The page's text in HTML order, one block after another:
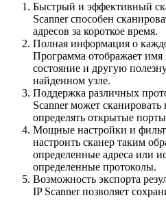
Быстрый и эффективный
Scanner способен
адресов за короткое время.
Полная информация о
Программа отображает имя
состояние и другую
найденном узле.
Поддержка различных
Scanner может сканировать
определять открытые
Мощные настройки и
настроить сканер таким
определенные адреса или
определенные протоколы.
Возможность экспорта
IP Scanner позволяет